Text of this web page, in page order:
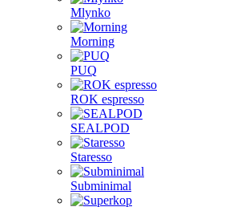
Mlynko
Morning
PUQ
ROK espresso
SEALPOD
Staresso
Subminimal